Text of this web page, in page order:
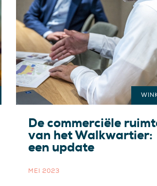
De commerciële
van het Walkwartier:
een update
MEI 2023